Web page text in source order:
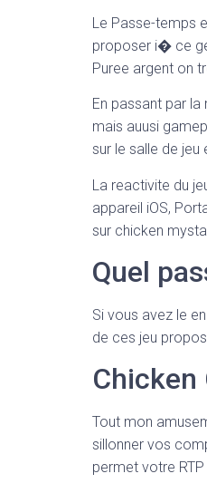
Le Passe-temps
proposer i� ce
Puree argent on
En passant par
mais auusi
sur le salle de
La reactivite du
appareil iOS,
sur chicken
Quel
Si vous avez le
de ces jeu
Chicken
Tout mon
sillonner vos
permet votre